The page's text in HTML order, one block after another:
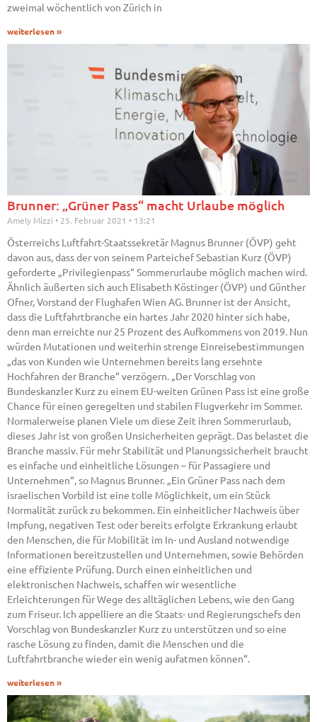
zweimal wöchentlich von Zürich in
weiterlesen »
Brunner: „Grüner Pass“ macht Urlaube möglich
Amely Mizzi 25. Februar 2021 13:21
Österreichs Luftfahrt-Staatssekretär Magnus Brunner (ÖVP) geht
davon aus, dass der von seinem Parteichef Sebastian Kurz (ÖVP)
geforderte „Privilegienpass“ Sommerurlaube möglich machen wird.
Ähnlich äußerten sich auch Elisabeth Köstinger (ÖVP) und Günther
Ofner, Vorstand der Flughafen Wien AG. Brunner ist der Ansicht,
dass die Luftfahrtbranche ein hartes Jahr 2020 hinter sich habe,
denn man erreichte nur 25 Prozent des Aufkommens von 2019. Nun
würden Mutationen und weiterhin strenge Einreisebestimmungen
„das von Kunden wie Unternehmen bereits lang ersehnte
Hochfahren der Branche“ verzögern. „Der Vorschlag von
Bundeskanzler Kurz zu einem EU-weiten Grünen Pass ist eine große
Chance für einen geregelten und stabilen Flugverkehr im Sommer.
Normalerweise planen Viele um diese Zeit ihren Sommerurlaub,
dieses Jahr ist von großen Unsicherheiten geprägt. Das belastet die
Branche massiv. Für mehr Stabilität und Planungssicherheit braucht
es einfache und einheitliche Lösungen – für Passagiere und
Unternehmen“, so Magnus Brunner. „Ein Grüner Pass nach dem
israelischen Vorbild ist eine tolle Möglichkeit, um ein Stück
Normalität zurück zu bekommen. Ein einheitlicher Nachweis über
Impfung, negativen Test oder bereits erfolgte Erkrankung erlaubt
den Menschen, die für Mobilität im In- und Ausland notwendige
Informationen bereitzustellen und Unternehmen, sowie Behörden
eine effiziente Prüfung. Durch einen einheitlichen und
elektronischen Nachweis, schaffen wir wesentliche
Erleichterungen für Wege des alltäglichen Lebens, wie den Gang
zum Friseur. Ich appelliere an die Staats- und Regierungschefs den
Vorschlag von Bundeskanzler Kurz zu unterstützen und so eine
rasche Lösung zu finden, damit die Menschen und die
Luftfahrtbranche wieder ein wenig aufatmen können“.
weiterlesen »